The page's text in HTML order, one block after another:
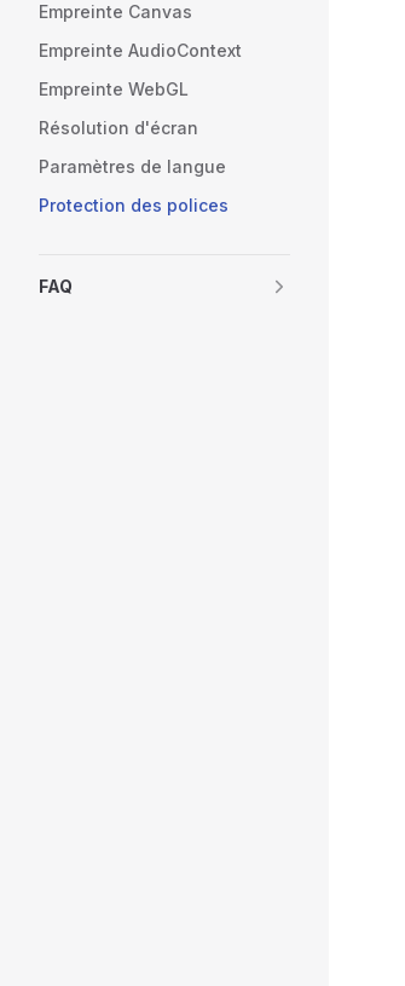
Empreinte Canvas
Empreinte AudioContext
Empreinte WebGL
Résolution d'écran
Paramètres de langue
Protection des polices
FAQ